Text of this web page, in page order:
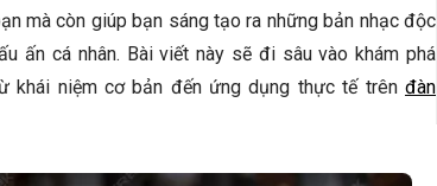
mà còn giúp bạn sáng tạo ra những bản nhạc độc
ấn cá nhân. Bài viết này sẽ đi sâu vào khám phá
khái niệm cơ bản đến ứng dụng thực tế trên đàn